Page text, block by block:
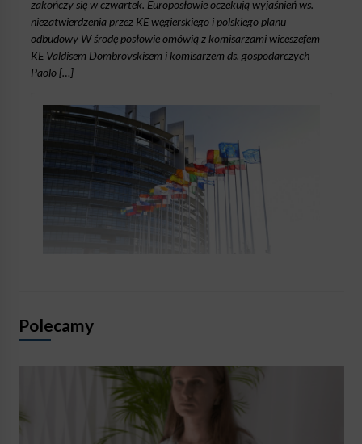
zakończy się w czwartek. Europosłowie oczekują wyjaśnień ws.
niezatwierdzenia przez KE węgierskiego i polskiego planu
odbudowy W środę posłowie omówią z komisarzami wiceszefem
KE Valdisem Dombrovskisem i komisarzem ds. gospodarczych
Paolo […]
Polecamy